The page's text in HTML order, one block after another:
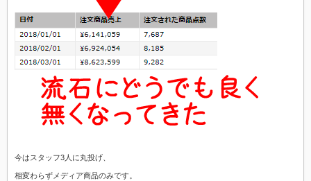
今はスタッフ3人に丸投げ、
相変わらずメディア商品のみです。